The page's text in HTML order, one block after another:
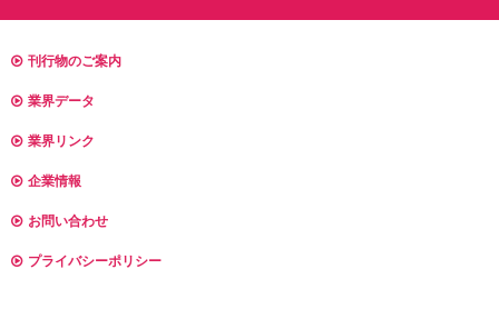
刊行物のご案内
業界データ
業界リンク
企業情報
お問い合わせ
プライバシーポリシー